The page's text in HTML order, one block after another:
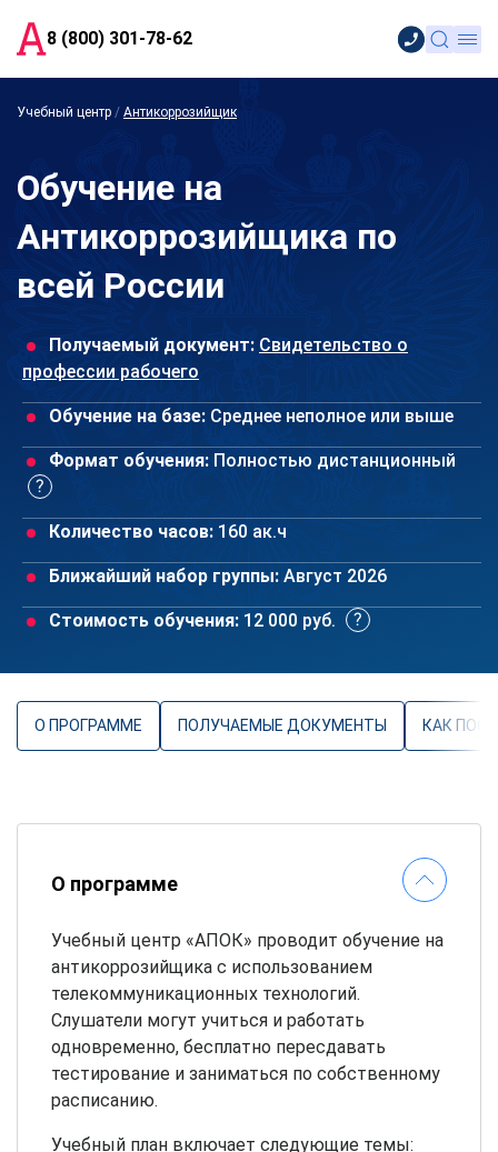
8 (800) 301-78-62
Учебный центр / Антикоррозийщик
Обучение на
Антикоррозийщика по
всей России
Получаемый документ: Свидетельство о
профессии рабочего
Обучение на базе: Среднее неполное или выше
Формат обучения: Полностью дистанционный
Количество часов: 160 ак.ч
Ближайший набор группы: Август 2026
Стоимость обучения: 12 000 руб.
О ПРОГРАММЕ ПОЛУЧАЕМЫЕ ДОКУМЕНТЫ КАК
О программе
Учебный центр «АПОК» проводит обучение на
антикоррозийщика с использованием
телекоммуникационных технологий.
Слушатели могут учиться и работать
одновременно, бесплатно пересдавать
тестирование и заниматься по собственному
расписанию.
Учебный план включает следующие темы: